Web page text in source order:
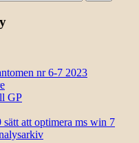
nr 6-7 2023
GP
sätt att optimera ms win 7